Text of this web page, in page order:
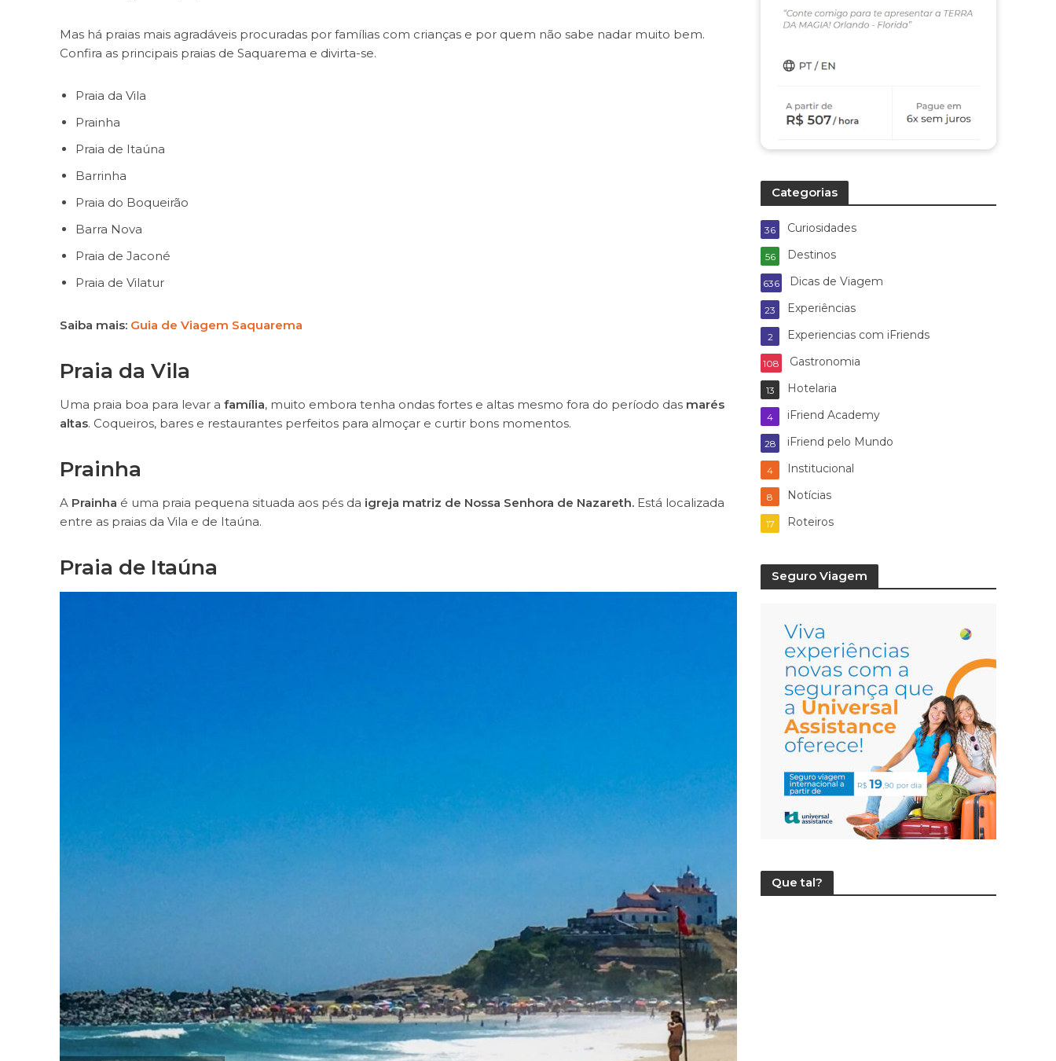
Mas há praias mais agradáveis procuradas por famílias com crianças e por quem não sabe nadar muito bem.
Confira as principais praias de Saquarema e divirta-se.
Praia da Vila
Prainha
Praia de Itaúna
Barrinha
Praia do Boqueirão
Barra Nova
Praia de Jaconé
Praia de Vilatur
Saiba mais: Guia de Viagem Saquarema
Praia da Vila
Uma praia boa para levar a família, muito embora tenha ondas fortes e altas mesmo fora do período das marés
altas. Coqueiros, bares e restaurantes perfeitos para almoçar e curtir bons momentos.
Prainha
A Prainha é uma praia pequena situada aos pés da igreja matriz de Nossa Senhora de Nazareth.Está localizada
entre as praias da Vila e de Itaúna.
Praia de Itaúna
Categorias
Curiosidades
36
Destinos
56
Dicas de Viagem
636
Experiências
23
Experiencias com iFriends
2
Gastronomia
108
Hotelaria
13
iFriend Academy
4
iFriend pelo Mundo
28
Institucional
4
Notícias
8
Roteiros
17
Seguro Viagem
Que tal?